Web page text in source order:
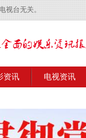
视台无关。
资讯 电视资讯